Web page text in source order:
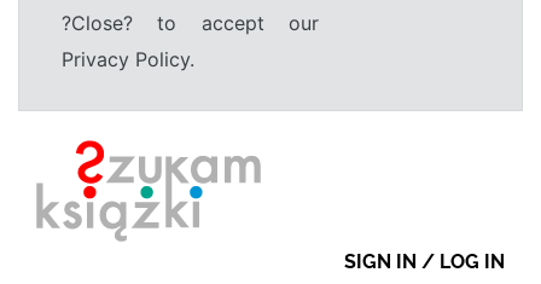
?Close? to accept our
Privacy Policy.
SIGN IN / LOG IN